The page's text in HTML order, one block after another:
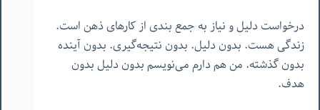
درخواست دلیل و نیاز به جمع بندی از کارهای ذهن است.
زندگی هست. بدون دلیل. بدون نتیجه‌گیری. بدون آینده
بدون گذشته. من هم دارم می‌نویسم بدون دلیل بدون
هدف.